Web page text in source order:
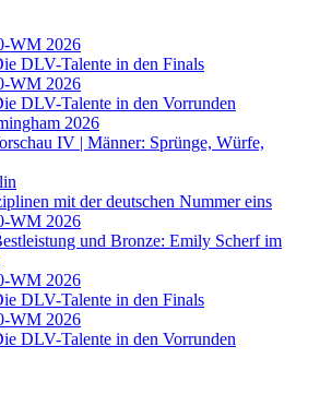
WM 2026
DLV-Talente in den Finals
WM 2026
DLV-Talente in den Vorrunden
2026
IV | Männer: Sprünge, Würfe,
mit der deutschen Nummer eins
WM 2026
und Bronze: Emily Scherf im
WM 2026
DLV-Talente in den Finals
WM 2026
DLV-Talente in den Vorrunden